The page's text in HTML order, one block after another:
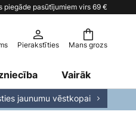
piegāde pasūtījumiem virs 69 €
Mans grozs
Pierakstīties
Vairāk
jaunumu vēstkopai